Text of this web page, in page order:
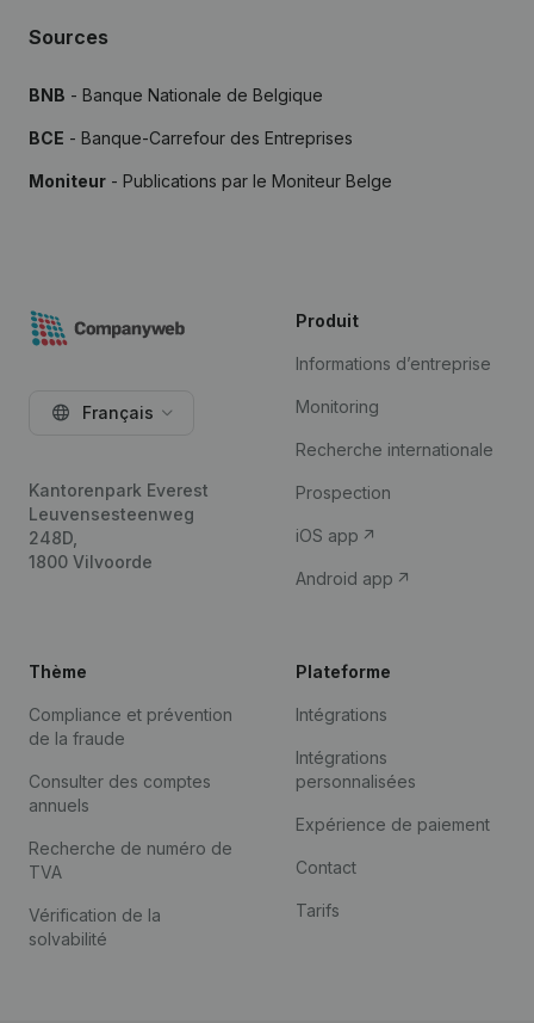
Sources
BNB - Banque Nationale de Belgique
BCE - Banque-Carrefour des Entreprises
Moniteur - Publications par le Moniteur Belge
Français
Kantorenpark Everest
Leuvensesteenweg
248D,
1800 Vilvoorde
Produit
Informations d’entreprise
Monitoring
Recherche internationale
Prospection
iOS app
Android app
Thème
Compliance et prévention
de la fraude
Consulter des comptes
annuels
Recherche de numéro de
TVA
Vérification de la
solvabilité
Plateforme
Intégrations
Intégrations
personnalisées
Expérience de paiement
Contact
Tarifs